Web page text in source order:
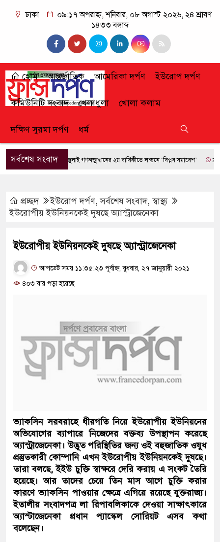
ঢাকা
০৯:১৭ অপরাহ্ন, শনিবার, ০৮ অগাস্ট ২০২৬, ২৪ শ্রাবণ
১৪৩৩ বঙ্গাব্দ
হোম আন্তর্জাতিক আমেরিকা দর্পণ ইউরোপ দর্পণ
কমিউনিটি সংবাদ খেলাধুলা খোলা কলাম
দক্ষিণ সুরমা দর্পণ ধর্ম
সর্বশেষ সংবাদজুলাই গণঅভ্যুত্থানের ২য় বার্ষিকীতে লন্ডনে ‘বিপ্লব সমাবেশ’ ফ্রান্সে
প্রচ্ছদ ইউরোপ দর্পণ,সর্বশেষ সংবাদ,স্বাস্থ্য
ইউরোপীয় ইউনিয়নকেই দুষছে অ্যাস্ট্রাজেনেকা
ইউরোপীয় ইউনিয়নকেই দুষছে অ্যাস্ট্রাজেনেকা
আপডেট সময় ১১:৩৫:২৩ পূর্বাহ্ন, বুধবার, ২৭ জানুয়ারী ২০২১
৪০৩ বার পড়া হয়েছে
ভ্যাকসিন সরবরাহে ধীরগতি নিয়ে ইউরোপীয় ইউনিয়নের
অভিযোগের ব্যাপারে নিজেদের বক্তব্য উপস্থাপন করেছে
অ্যাস্ট্রাজেনেকা। উদ্ভূত পরিস্থিতির জন্য ওই বহুজাতিক ওষুধ
প্রস্তুতকারী কোম্পানি এখন ইউরোপীয় ইউনিয়নকেই দুষছে।
তারা বলছে, ইইউ চুক্তি স্বাক্ষরে দেরি করায় এ সংকট তৈরি
হয়েছে। আর তাদের চেয়ে তিন মাস আগে চুক্তি করার
কারণে ভ্যাকসিন পাওয়ার ক্ষেত্রে এগিয়ে রয়েছে যুক্তরাজ্য।
ইতালীয় সংবাদপত্র লা রিপাবলিকাকে দেওয়া সাক্ষাৎকারে
অ্যাস্টাজেনেকা প্রধান প্যাস্কেল সোরিয়ট এসব কথা
বলেছেন।